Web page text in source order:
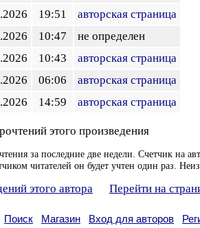
19:51
авторская страница
10:47
не определен
10:43
авторская страница
06:06
авторская страница
14:59 авторская страница
этого произведения
за последние две недели. Счетчик на
читателей он будет учтен один раз.
этого автора Перейти на
Поиск Магазин Вход для авторов